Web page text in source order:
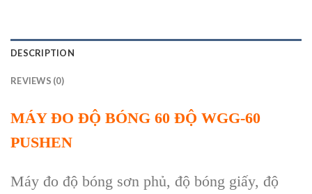
DESCRIPTION
REVIEWS (0)
MÁY ĐO ĐỘ BÓNG 60 ĐỘ WGG-60
PUSHEN
Máy đo độ bóng sơn phủ, độ bóng giấy, độ